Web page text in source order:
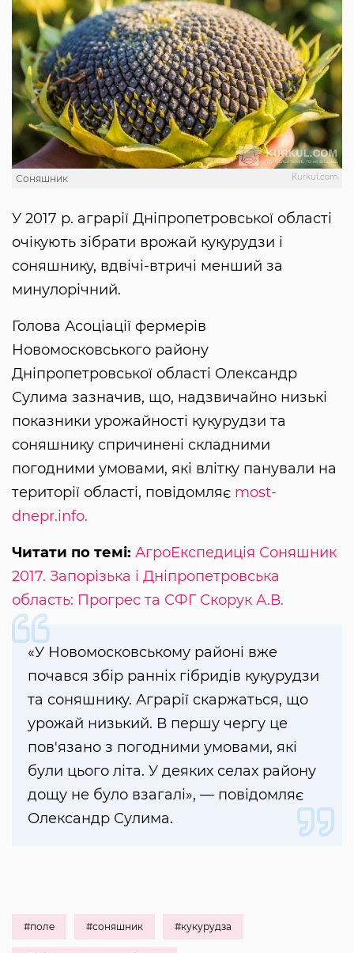
Kurkul.com
Соняшник
У 2017 р. аграрії Дніпропетровської області
очікують зібрати врожай кукурудзи і
соняшнику, вдвічі-втричі менший за
минулорічний.
Голова Асоціації фермерів
Новомосковського району
Дніпропетровської області Олександр
Сулима зазначив, що, надзвичайно низькі
показники урожайності кукурудзи та
соняшнику спричинені складними
погодними умовами, які влітку панували на
території області, повідомляє most-
dnepr.info.
Читати по темі: АгроЕкспедиція Соняшник
2017. Запорізька і Дніпропетровська
область: Прогрес та СФГ Скорук А.В.
«У Новомосковському районі вже
почався збір ранніх гібридів кукурудзи
та соняшнику. Аграрії скаржаться, що
урожай низький. В першу чергу це
пов'язано з погодними умовами, які
були цього літа. У деяких селах району
дощу не було взагалі», — повідомляє
Олександр Сулима.
#поле #соняшник #кукурудза